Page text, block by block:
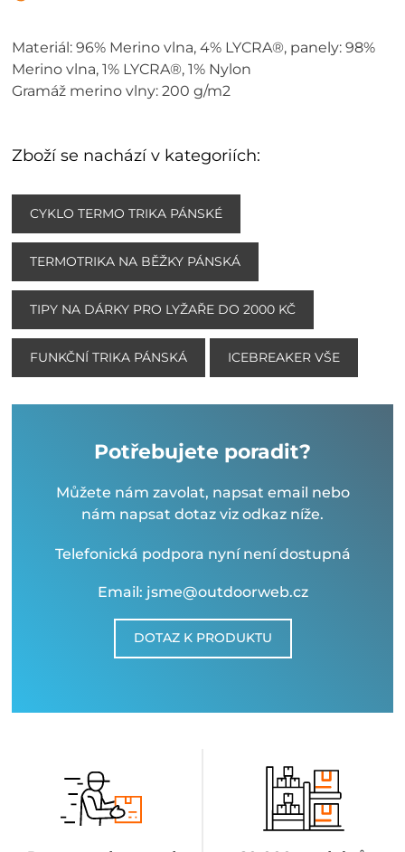
Materiál: 96% Merino vlna, 4% LYCRA®, panely: 98%
Merino vlna, 1% LYCRA®, 1% Nylon
Gramáž merino vlny: 200 g/m2
Zboží se nachází v kategoriích:
CYKLO TERMO TRIKA PÁNSKÉ
TERMOTRIKA NA BĚŽKY PÁNSKÁ
TIPY NA DÁRKY PRO LYŽAŘE DO 2000 KČ
FUNKČNÍ TRIKA PÁNSKÁ ICEBREAKER VŠE
Potřebujete poradit?
Můžete nám zavolat, napsat email nebo
nám napsat dotaz viz odkaz níže.
Telefonická podpora nyní není dostupná
Email: jsme@outdoorweb.cz
DOTAZ K PRODUKTU